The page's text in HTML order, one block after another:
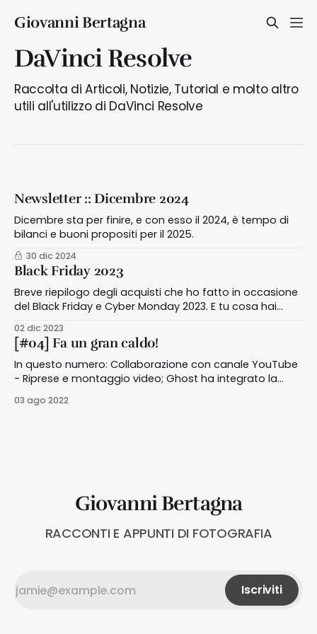
Giovanni Bertagna
DaVinci Resolve
Raccolta di Articoli, Notizie, Tutorial e molto altro
utili all'utilizzo di DaVinci Resolve
Newsletter :: Dicembre 2024
Dicembre sta per finire, e con esso il 2024, è tempo di
bilanci e buoni propositi per il 2025.
30 dic 2024
Black Friday 2023
Breve riepilogo degli acquisti che ho fatto in occasione
del Black Friday e Cyber Monday 2023. E tu cosa hai
02 dic 2023
[#04] Fa un gran caldo!
In questo numero: Collaborazione con canale YouTube
- Riprese e montaggio video; Ghost ha integrato la
XD è stato tolto dal Piano Fotografia; Adobe Express e
03 ago 2022
Giovanni Bertagna
RACCONTI E APPUNTI DI FOTOGRAFIA
Iscriviti